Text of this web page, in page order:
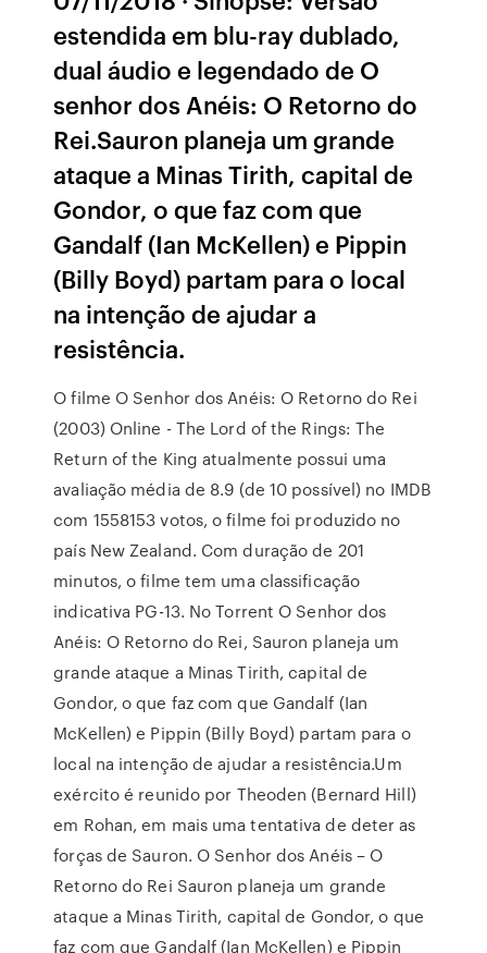
estendida em blu-ray dublado,
dual áudio e legendado de O
senhor dos Anéis: O Retorno do
Rei.Sauron planeja um grande
ataque a Minas Tirith, capital de
Gondor, o que faz com que
Gandalf (Ian McKellen) e Pippin
(Billy Boyd) partam para o local
na intenção de ajudar a
resistência.
O filme O Senhor dos Anéis: O Retorno do Rei
(2003) Online - The Lord of the Rings: The
Return of the King atualmente possui uma
avaliação média de 8.9 (de 10 possível) no IMDB
com 1558153 votos, o filme foi produzido no
país New Zealand. Com duração de 201
minutos, o filme tem uma classificação
indicativa PG-13. No Torrent O Senhor dos
Anéis: O Retorno do Rei, Sauron planeja um
grande ataque a Minas Tirith, capital de
Gondor, o que faz com que Gandalf (Ian
McKellen) e Pippin (Billy Boyd) partam para o
local na intenção de ajudar a resistência.Um
exército é reunido por Theoden (Bernard Hill)
em Rohan, em mais uma tentativa de deter as
forças de Sauron. O Senhor dos Anéis – O
Retorno do Rei Sauron planeja um grande
ataque a Minas Tirith, capital de Gondor, o que
faz com que Gandalf (Ian McKellen) e Pippin